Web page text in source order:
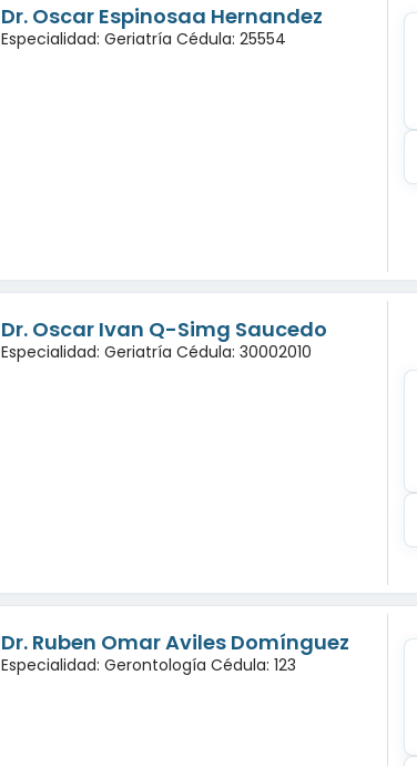
Dr. Oscar Espinosaa Hernandez
Especialidad: Geriatría Cédula: 25554
Dr. Oscar Ivan Q-Simg Saucedo
Especialidad: Geriatría Cédula: 30002010
Dr. Ruben Omar Aviles Domínguez
Especialidad: Gerontología Cédula: 123